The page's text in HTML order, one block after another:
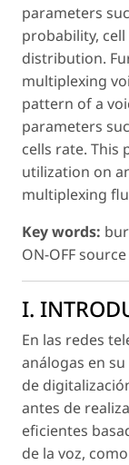
parameters
probability,
distribution.
multiplexing
pattern of a
parameters
cells rate. This
utilization on
multiplexing
Key words:
ON-OFF
I.
En las redes
análogas en
de
antes de
eficientes
de la voz,